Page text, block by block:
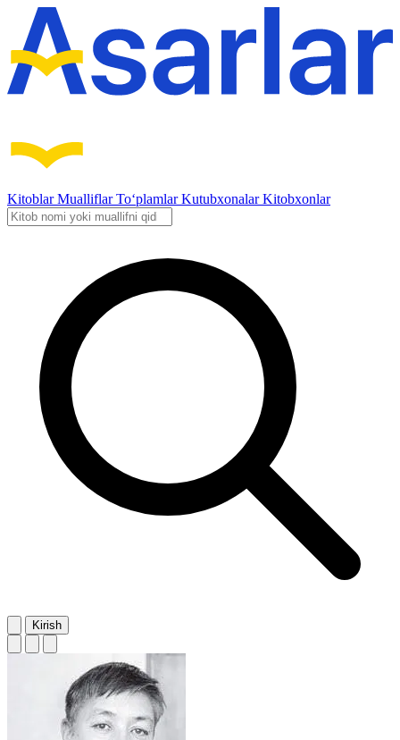
KitoblarMualliflarTo‘plamlarKutubxonalarKitobxonlar
Kirish